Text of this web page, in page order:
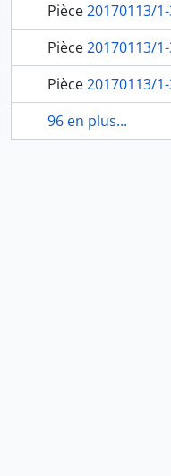
Pièce20170113/1-31 - Descrizione delle fabbriche nella Villa detta
Pièce20170113/1-32 - « Acte d’échange de l'ancien palais de l'Académie de
Pièce20170113/1-33 - « Titres de propriété de
96 en plus...